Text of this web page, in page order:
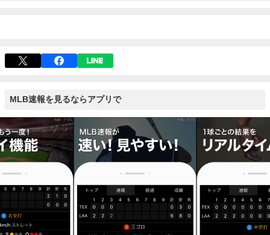
MLB速報を見るならアプリで